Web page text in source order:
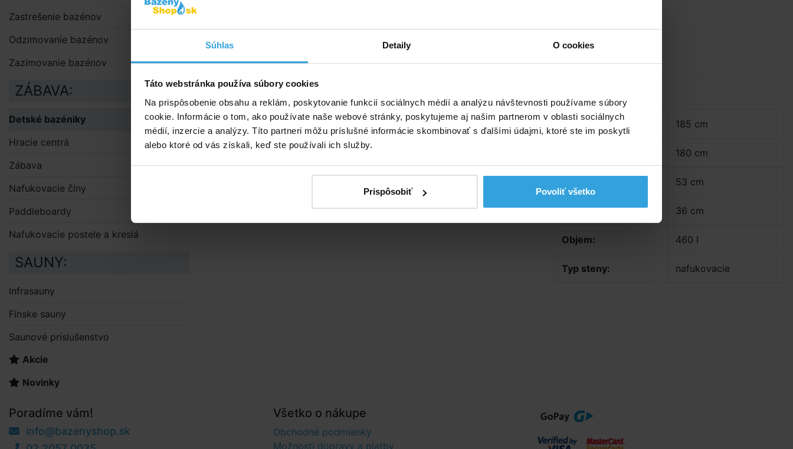
Súhlas Detaily O cookies
Táto webstránka používa súbory cookies
Na prispôsobenie obsahu a reklám, poskytovanie funkcií sociálnych médií a analýzu návštevnosti používame súbory
cookie. Informácie o tom, ako používate naše webové stránky, poskytujeme aj našim partnerom v oblasti sociálnych
médií, inzercie a analýzy. Títo partneri môžu príslušné informácie skombinovať s ďalšími údajmi, ktoré ste im poskytli
alebo ktoré od vás získali, keď ste používali ich služby.
Prispôsobiť Povoliť všetko
Podrobný popis
Podrobný popis
Detský bazénik v tvare kytičky s rozmermi 185×180×53cm.
Objem vody pri 36cm napustení je 460l.
Nafukovací bazénik s nafukovacím dnom.
Parametry
185 cm
180 cm
53 cm
Hĺbka vody: 36 cm
Objem: 460 l
Typ steny: nafukovacie
Zastrešenie bazénov
Odzimovanie bazénov
Zazimovanie bazénov
ZÁBAVA:
Detské bazéniky
Hracie centrá
Zábava
Nafukovacie člny
Paddleboardy
Nafukovacie postele a kreslá
SAUNY:
Infrasauny
Fínske sauny
Saunové príslušenstvo
Akcie
Novinky
Poradíme vám!
info@bazenyshop.sk
Všetko o nákupe
Obchodné podmienky
Možnosti dopravy a platby